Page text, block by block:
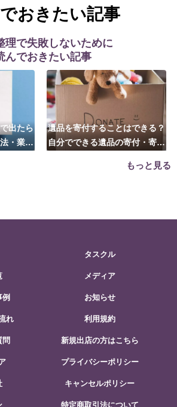
おきたい記事
理で失敗しないために
んでおきたい記事
出たら
・業者
遺品を寄付することはできる？
自分でできる遺品の寄付・寄贈
もっと見る
例
れ
問
タスクル
メディア
お知らせ
利用規約
新規出店の方はこちら
プライバシーポリシー
キャンセルポリシー
特定商取引法について